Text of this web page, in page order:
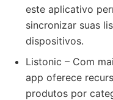
este aplicativo
sincronizar suas
dispositivos.
Listonic – Com
app oferece
produtos por